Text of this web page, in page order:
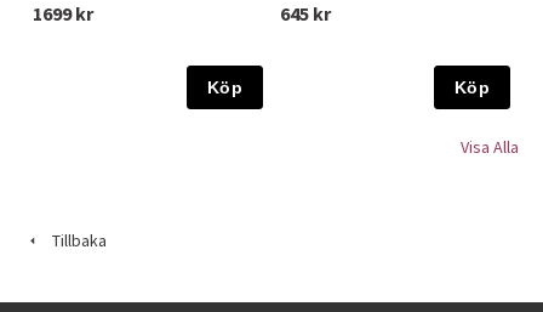
1699 kr
Köp
645 kr
Köp
Visa Alla
Tillbaka